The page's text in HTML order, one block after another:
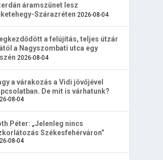
áramszünet lesz
Szárazréten 2026-08-04
a felújítás, teljes útzár
a Nagyszombati utca egy
2026-08-04
a várakozás a Vidi jövőjével
De mit is várhatunk?
08-04
Péter: „Jelenleg nincs
Székesfehérváron”
08-04